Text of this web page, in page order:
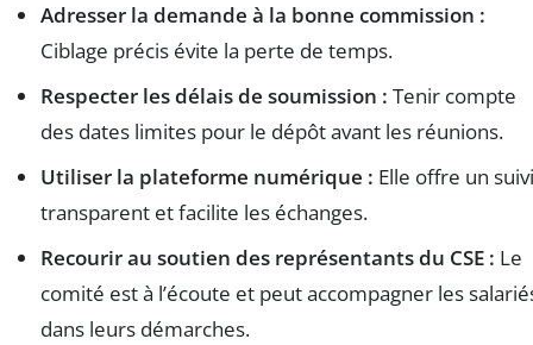
Adresser la demande à la bonne commission :
Ciblage précis évite la perte de temps.
Respecter les délais de soumission : Tenir compte
des dates limites pour le dépôt avant les réunions.
Utiliser la plateforme numérique : Elle offre un suivi
transparent et facilite les échanges.
Recourir au soutien des représentants du CSE : Le
comité est à l’écoute et peut accompagner les
dans leurs démarches.